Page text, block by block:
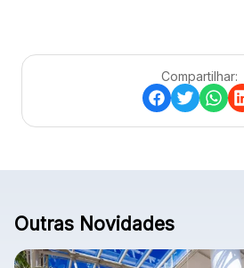
Compartilhar:
Outras Novidades